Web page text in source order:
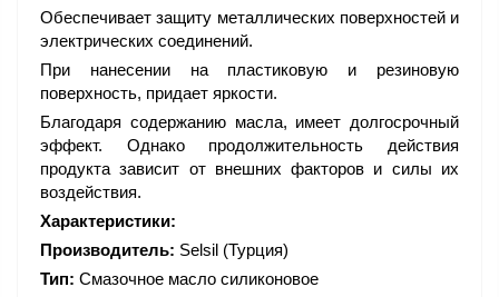
Обеспечивает защиту металлических поверхностей и
электрических соединений.
При нанесении на пластиковую и резиновую
поверхность, придает яркости.
Благодаря содержанию масла, имеет долгосрочный
эффект. Однако продолжительность действия
продукта зависит от внешних факторов и силы их
воздействия.
Характеристики:
Производитель: Selsil (Турция)
Тип: Смазочное масло силиконовое